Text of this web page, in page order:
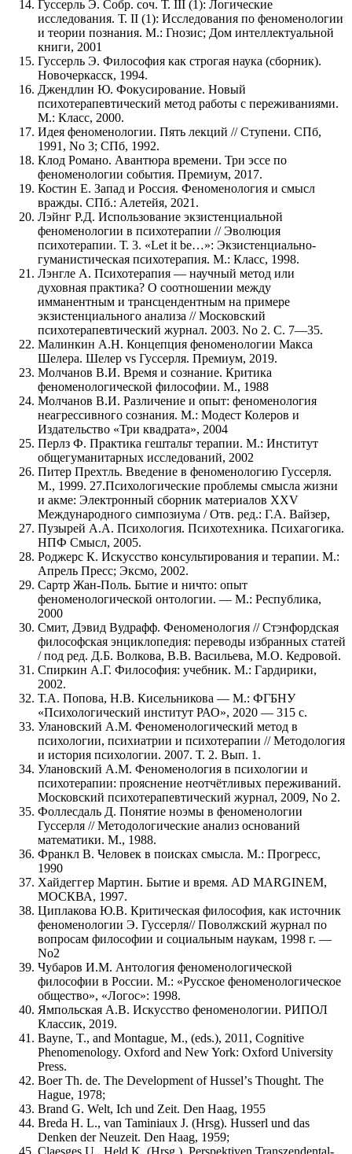
Гуссерль Э. Собр. соч. Т. III (1): Логические
исследования. Т. II (1): Исследования по феноменологии
и теории познания. М.: Гнозис; Дом интеллектуальной
книги, 2001
Гуссерль Э. Философия как строгая наука (сборник).
Новочеркасск, 1994.
Джендлин Ю. Фокусирование. Новый
психотерапевтический метод работы с переживаниями.
М.: Класс, 2000.
Идея феноменологии. Пять лекций // Ступени. СПб,
1991, No 3; СПб, 1992.
Клод Романо. Авантюра времени. Три эссе по
феноменологии события. Премиум, 2017.
Костин Е. Запад и Россия. Феноменология и смысл
вражды. СПб.: Алетейя, 2021.
Лэйнг Р.Д. Использование экзистенциальной
феноменологии в психотерапии // Эволюция
психотерапии. Т. 3. «Let it be…»: Экзистенциально-
гуманистическая психотерапия. М.: Класс, 1998.
Лэнгле А. Психотерапия — научный метод или
духовная практика? О соотношении между
имманентным и трансцендентным на примере
экзистенциального анализа // Московский
психотерапевтический журнал. 2003. No 2. С. 7—35.
Малинкин А.Н. Концепция феноменологии Макса
Шелера. Шелер vs Гуссерля. Премиум, 2019.
Молчанов В.И. Время и сознание. Критика
феноменологической философии. М., 1988
Молчанов В.И. Различение и опыт: феноменология
неагрессивного сознания. М.: Модест Колеров и
Издательство «Три квадрата», 2004
Перлз Ф. Практика гештальт терапии. М.: Институт
общегуманитарных исследований, 2002
Питер Прехтль. Введение в феноменологию Гуссерля.
М., 1999. 27.Психологические проблемы смысла жизни
и акме: Электронный сборник материалов XXV
Международного симпозиума / Отв. ред.: Г.А. Вайзер,
Пузырей А.А. Психология. Психотехника. Психагогика.
НПФ Смысл, 2005.
Роджерс К. Искусство консультирования и терапии. М.:
Апрель Пресс; Эксмо, 2002.
Сартр Жан-Поль. Бытие и ничто: опыт
феноменологической онтологии. — М.: Республика,
2000
Смит, Дэвид Вудрафф. Феноменология // Стэнфордская
философская энциклопедия: переводы избранных статей
/ под ред. Д.Б. Волкова, В.В. Васильева, М.О. Кедровой.
Спиркин А.Г. Философия: учебник. М.: Гардирики,
2002.
Т.А. Попова, Н.В. Кисельникова — М.: ФГБНУ
«Психологический институт РАО», 2020 — 315 с.
Улановский А.М. Феноменологический метод в
психологии, психиатрии и психотерапии // Методология
и история психологии. 2007. Т. 2. Вып. 1.
Улановский А.М. Феноменология в психологии и
психотерапии: прояснение неотчётливых переживаний.
Московский психотерапевтический журнал, 2009, No 2.
Фоллесдаль Д. Понятие ноэмы в феноменологии
Гуссерля // Методологические анализ оснований
математики. М., 1988.
Франкл В. Человек в поисках смысла. М.: Прогресс,
1990
Хайдеггер Мартин. Бытие и время. AD MARGINEM,
МОСКВА, 1997.
Циплакова Ю.В. Критическая философия, как источник
феноменологии Э. Гуссерля// Поволжский журнал по
вопросам философии и социальным наукам, 1998 г. —
No2
Чубаров И.М. Антология феноменологической
философии в России. М.: «Русское феноменологическое
общество», «Логос»: 1998.
Ямпольская А.В. Искусство феноменологии. РИПОЛ
Классик, 2019.
Bayne, T., and Montague, M., (eds.), 2011, Cognitive
Phenomenology. Oxford and New York: Oxford University
Press.
Boer Th. de. The Development of Husselʼs Thought. The
Hague, 1978;
Brand G. Welt, Ich und Zeit. Den Haag, 1955
Breda H. L., van Taminiaux J. (Hrsg). Husserl und das
Denken der Neuzeit. Den Haag, 1959;
Claesges U., Held K. (Hrsg.). Perspektiven Transzendental-